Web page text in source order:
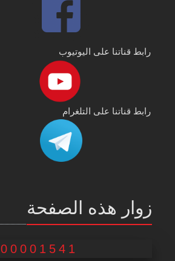
رابط قناتنا على اليوتيوب
رابط قناتنا على التلغرام
زوار هذه الصفحة
00001541